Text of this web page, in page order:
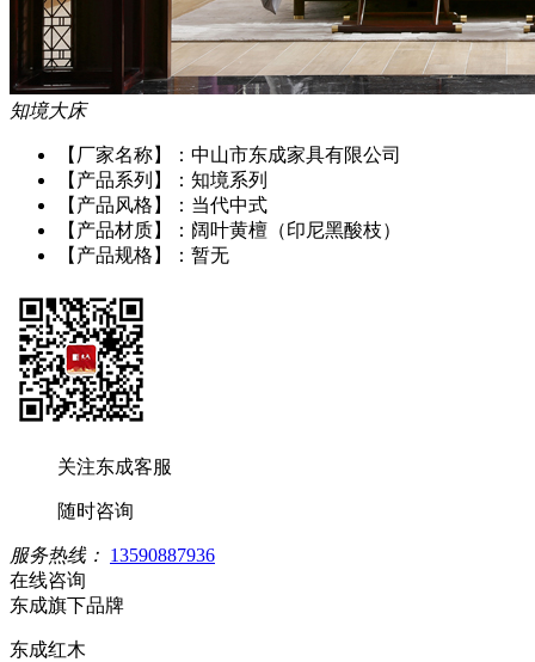
知境大床
【厂家名称】： 中山市东成家具有限公司
【产品系列】： 知境系列
【产品风格】： 当代中式
【产品材质】： 阔叶黄檀（印尼黑酸枝）
【产品规格】： 暂无
关注东成客服
随时咨询
服务热线： 13590887936
在线咨询
东成旗下品牌
东成红木